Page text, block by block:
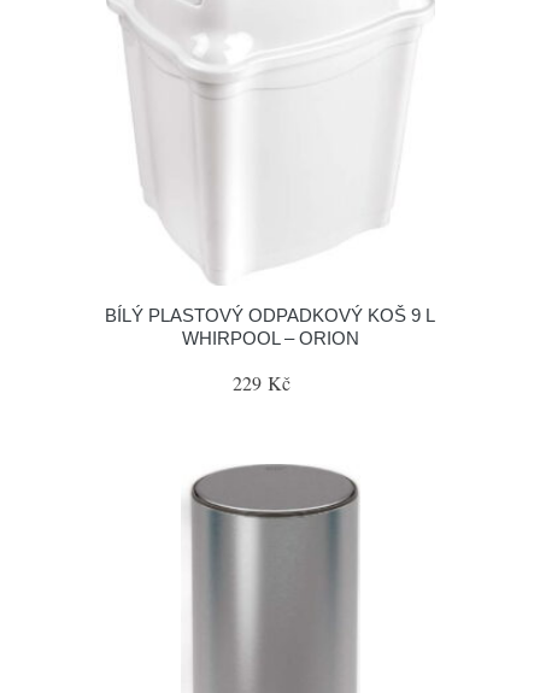
BÍLÝ PLASTOVÝ ODPADKOVÝ KOŠ 9 L
WHIRPOOL – ORION
229 Kč